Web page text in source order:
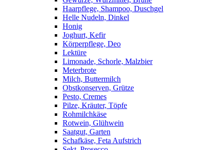
Haarpflege, Shampoo, Duschgel
Helle Nudeln, Dinkel
Honig
Joghurt, Kefir
Körperpflege, Deo
Lektüre
Limonade, Schorle, Malzbier
Meterbrote
Milch, Buttermilch
Obstkonserven, Grütze
Pesto, Cremes
Pilze, Kräuter, Töpfe
Rohmilchkäse
Rotwein, Glühwein
Saatgut, Garten
Schafkäse, Feta Aufstrich